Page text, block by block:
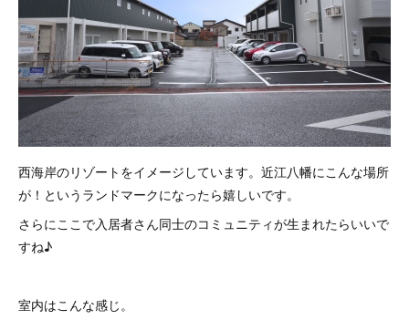
西海岸のリゾートをイメージしています。近江八幡にこんな場所
が！というランドマークになったら嬉しいです。
さらにここで入居者さん同士のコミュニティが生まれたらいいで
すね♪
室内はこんな感じ。